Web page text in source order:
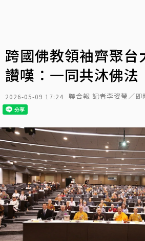
跨國佛教領袖齊聚台
讚嘆：一同共沐佛法
2026-05-09 17:24 聯合報 記者李姿瑩／即